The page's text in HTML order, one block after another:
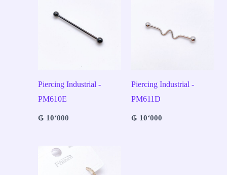
Piercing Industrial -
PM610E
₲10‘000
Piercing Industrial -
PM611D
₲10‘000